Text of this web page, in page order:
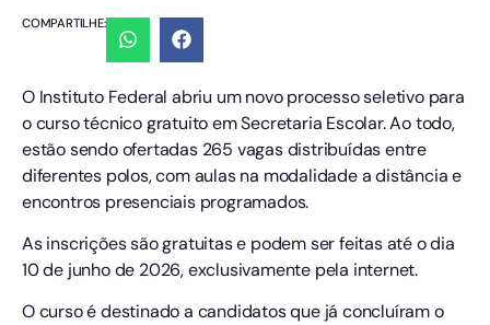
COMPARTILHE:
O Instituto Federal abriu um novo processo seletivo para
o curso técnico gratuito em Secretaria Escolar. Ao todo,
estão sendo ofertadas 265 vagas distribuídas entre
diferentes polos, com aulas na modalidade a distância e
encontros presenciais programados.
As inscrições são gratuitas e podem ser feitas até o dia
10 de junho de 2026, exclusivamente pela internet.
O curso é destinado a candidatos que já concluíram o